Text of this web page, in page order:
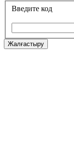
Введите код
Жалғастыру